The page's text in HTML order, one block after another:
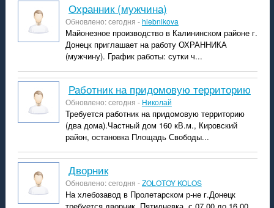
Охранник (мужчина)
Обновлено: сегодня -hlebnikova
Майонезное производство в Калининском районе г.
Донецк приглашает на работу ОХРАННИКА
(мужчину). График работы: сутки ч...
Работник на придомовую территорию
Обновлено: сегодня - Николай
Требуется работник на придомовую территорию
(два дома).Частный дом 160 кВ.м., Кировский
район, остановка Площадь Свободы...
дворник
Обновлено: сегодня -ZOLOTOY KOLOS
На хлебозавод в Пролетарском р-не г.Донецк